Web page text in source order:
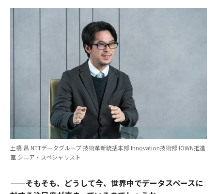
土橋 昌 NTTデータグループ 技術革新統括本部 Innovation技術部 IOWN推進
室 シニア・スペシャリスト
——そもそも、どうして今、世界中でデータスペースに